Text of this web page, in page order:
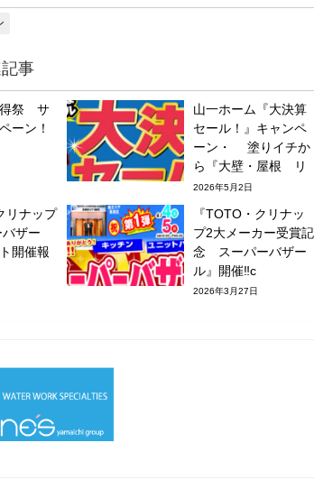
事
祭 サ
ーン！
山一ホーム『大決算
セール！』キャンペ
ーン・ 塗りイチか
ら『大壁・屋根 リ
フレッシュフェ
ます。
2026年5月2日
リナップ
ザー
開催報
『TOTO・クリナッ
プ2大メーカー受賞記
念 スーパーバザー
ル』開催‼c
2026年3月27日